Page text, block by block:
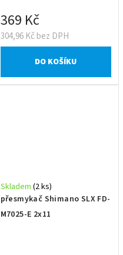
304,96 Kč bez DPH
369 Kč
DO KOŠÍKU
přesmykač Shimano SLX FD-
M7025-E 2x11
Skladem (2 ks)